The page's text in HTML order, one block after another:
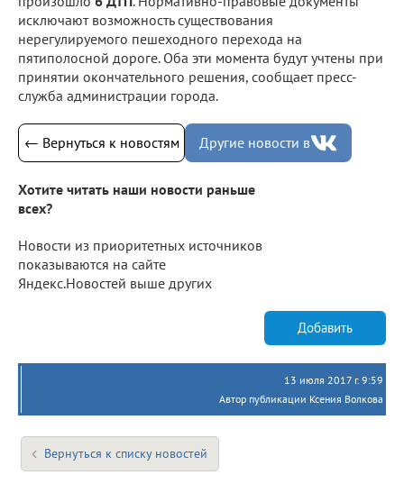
исключают возможность существования
нерегулируемого пешеходного перехода на
пятиполосной дороге. Оба эти момента будут учтены при
принятии окончательного решения, сообщает пресс-
служба администрации города.
← Вернуться к новостям Другие новости в
Хотите читать наши новости раньше
всех?
Новости из приоритетных источников
показываются на сайте
Яндекс.Новостей выше других
Добавить
13 июля 2017 г. 9:59
Автор публикации Ксения Волкова
Вернуться к списку новостей